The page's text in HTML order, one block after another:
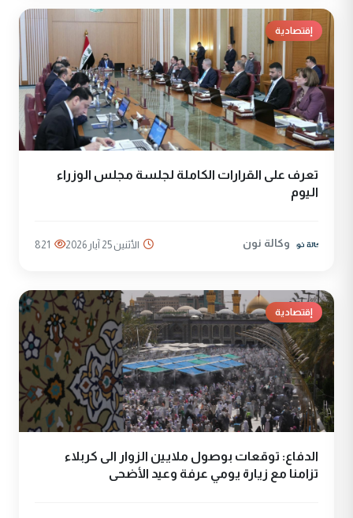
إقتصادية
تعرف على القرارات الكاملة لجلسة مجلس الوزراء
اليوم
وكالة نون الأثنين 25 آيار 2026 821
إقتصادية
الدفاع: توقعات بوصول ملايين الزوار الى کربلاء
تزامنا مع زيارة يومي عرفة وعيد الأضحى